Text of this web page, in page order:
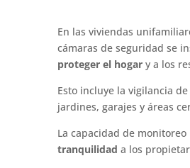
En las viviendas
cámaras de seguridad se
proteger el hogary a los
Esto incluye la vigilancia
jardines, garajes y áreas
La capacidad de monitoreo
tranquilidad a los